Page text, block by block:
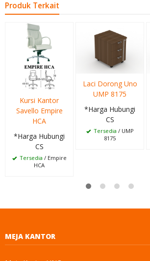
Produk Terkait
Kursi Kantor
Savello Empire
HCA
*Harga Hubungi
CS
Tersedia / Empire
HCA
Laci Dorong Uno
UMP 8175
*Harga Hubungi
CS
Tersedia / UMP
8175
MEJA KANTOR